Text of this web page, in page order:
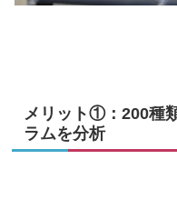
メリット①：200種
ラムを分析